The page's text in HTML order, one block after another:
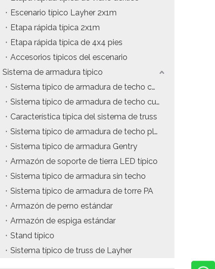
Escenario típico Layher 2x1m
Etapa rápida típica 2x1m
Etapa rápida típica de 4x4 pies
Accesorios típicos del escenario
Sistema de armadura típico
Sistema típico de armadura de techo con estructura en A
Sistema típico de armadura de techo curvo
Característica típica del sistema de truss
Sistema típico de armadura de techo plano
Sistema típico de armadura Gentry
Armazón de soporte de tierra LED típico
Sistema típico de armadura sin techo
Sistema típico de armadura de torre PA
Armazón de perno estándar
Armazón de espiga estándar
Stand típico
Sistema típico de truss de Layher